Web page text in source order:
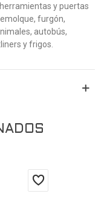
y puertas
furgón,
autobús,
y frigos.